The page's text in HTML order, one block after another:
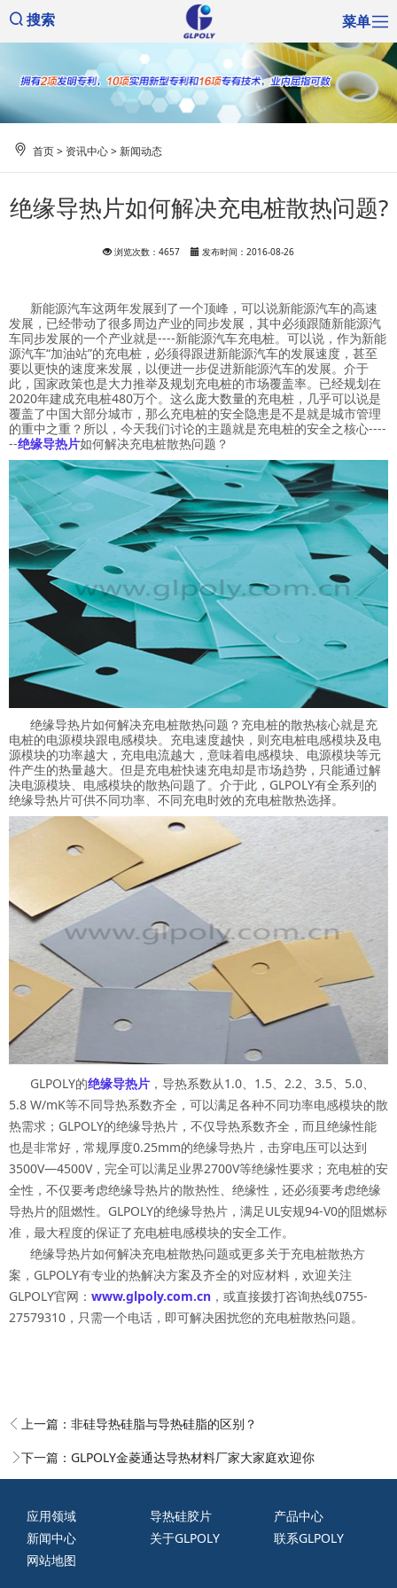
搜索 菜单
首页> 资讯中心>新闻动态
绝缘导热片如何解决充电桩散热问题?
浏览次数：4657 发布时间：2016-08-26
新能源汽车这两年发展到了一个顶峰，可以说新能源汽车的高速
发展，已经带动了很多周边产业的同步发展，其中必须跟随新能源汽
车同步发展的一个产业就是----新能源汽车充电桩。可以说，作为新能
源汽车“加油站”的充电桩，必须得跟进新能源汽车的发展速度，甚至
要以更快的速度来发展，以便进一步促进新能源汽车的发展。介于
此，国家政策也是大力推举及规划充电桩的市场覆盖率。已经规划在
2020年建成充电桩480万个。这么庞大数量的充电桩，几乎可以说是
覆盖了中国大部分城市，那么充电桩的安全隐患是不是就是城市管理
的重中之重？所以，今天我们讨论的主题就是充电桩的安全之核心----
--绝缘导热片如何解决充电桩散热问题？
绝缘导热片如何解决充电桩散热问题？充电桩的散热核心就是充
电桩的电源模块跟电感模块。充电速度越快，则充电桩电感模块及电
源模块的功率越大，充电电流越大，意味着电感模块、电源模块等元
件产生的热量越大。但是充电桩快速充电却是市场趋势，只能通过解
决电源模块、电感模块的散热问题了。介于此，GLPOLY有全系列的
绝缘导热片可供不同功率、不同充电时效的充电桩散热选择。
GLPOLY的绝缘导热片 ，导热系数从1.0、1.5、2.2、3.5、5.0、
5.8 W/mK等不同导热系数齐全，可以满足各种不同功率电感模块的散
热需求；GLPOLY的绝缘导热片，不仅导热系数齐全，而且绝缘性能
也是非常好，常规厚度0.25mm的绝缘导热片，击穿电压可以达到
3500V—4500V，完全可以满足业界2700V等绝缘性要求；充电桩的安
全性，不仅要考虑绝缘导热片的散热性、绝缘性，还必须要考虑绝缘
导热片的阻燃性。GLPOLY的绝缘导热片，满足UL安规94-V0的阻燃标
准，最大程度的保证了充电桩电感模块的安全工作。
绝缘导热片如何解决充电桩散热问题或更多关于充电桩散热方
案，GLPOLY有专业的热解决方案及齐全的对应材料，欢迎关注
GLPOLY官网： www.glpoly.com.cn ，或直接拨打咨询热线0755-
27579310，只需一个电话，即可解决困扰您的充电桩散热问题。
上一篇： 非硅导热硅脂与导热硅脂的区别？
下一篇： GLPOLY金菱通达导热材料厂家大家庭欢迎你
应用领域 导热硅胶片
产品中心
新闻中心
关于GLPOLY
联系GLPOLY
网站地图